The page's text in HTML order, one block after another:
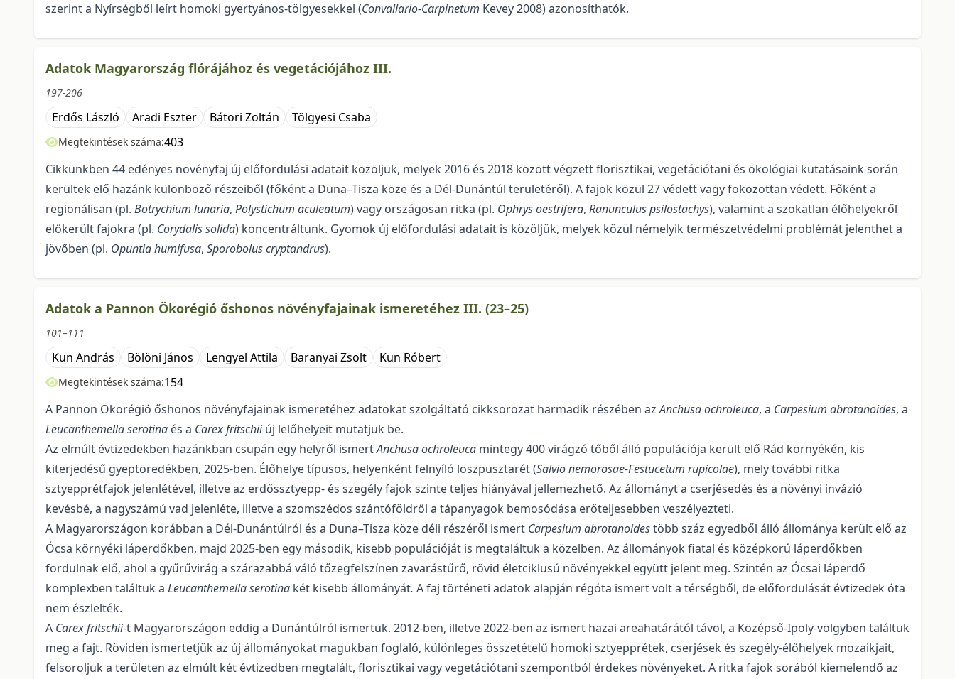
szerint a Nyírségből leírt homoki gyertyános-tölgyesekkel (Convallario-Carpinetum Kevey 2008) azonosíthatók.
Adatok Magyarország flórájához és vegetációjához III.
197-206
Erdős László Aradi Eszter Bátori Zoltán Tölgyesi Csaba
Megtekintések száma:403
Cikkünkben 44 edényes növényfaj új előfordulási adatait közöljük, melyek 2016 és 2018 között végzett florisztikai, vegetációtani és ökológiai kutatásaink során
kerültek elő hazánk kü­lönböző részeiből (főként a Duna–Tisza köze és a Dél-Dunántúl területéről). A fajok közül 27 védett vagy fokozot­tan védett. Főként a
regionálisan (pl. Botrychium lunaria, Polystichum aculeatum) vagy országosan ritka (pl. Ophrys oestrifera, Ranunculus psilostachys), valamint a szokatlan élőhelyekről
előkerült fajokra (pl. Corydalis solida) koncentráltunk. Gyomok új előfordulási adatait is közöljük, me­lyek közül némelyik ter­mészetvédelmi problémát jelenthet a
jövőben (pl. Opuntia humifusa, Sporobolus cryptandrus).
Adatok a Pannon Ökorégió őshonos növényfajainak ismeretéhez III. (23–25)
101–111
Kun András Bölöni János Lengyel Attila Baranyai Zsolt Kun Róbert
Megtekintések száma:154
A Pannon Ökorégió őshonos növényfajainak ismeretéhez adatokat szolgáltató cikkso­ro­zat harmadik részében azAnchusa ochroleuca, a Carpesium abrotanoides, a
Leucanthemella serotina és a Carex fritschiiúj lelőhelyeit mutatjuk be.
Az elmúlt évtizedekben hazánkban csupán egy helyről ismertAnchusa ochroleuca mintegy 400 virág­zó tőből álló populációja került elő Rád környékén, kis
kiterjedésű gyeptöredékben, 2025-ben. Élőhe­lye típusos, helyenként felnyíló löszpusztarét (Salvio nemorosae-Festucetum rupicolae), mely további ritka
sztyepprétfajok jelenlétével, illetve az erdőssztyepp- és szegély fajok szinte teljes hiányával jel­lemezhető. Az állományt a cserjésedés és a növényi invázió
kevésbé, a nagyszámú vad jelenléte, illetve a szomszédos szántóföldről a tápanyagok bemosódása erőteljesebben veszélyezteti.
A Magyarországon korábban a Dél-Dunántúlról és a Duna–Tisza köze déli részéről ismert Carpesium abrotanoidestöbb száz egyedből álló állománya került elő az
Ócsa környéki láperdőkben, majd 2025-ben egy második, kisebb populációját is megtaláltuk a közelben. Az állományok fiatal és közép­korú láperdőkben
fordulnak elő, ahol a gyűrűvirág a szárazabbá váló tőzegfelszínen zavarástűrő, rö­vid életciklusú növényekkel együtt jelent meg. Szintén az Ócsai láperdő
komplexben találtuk a Leu­canthemella serotina két kisebb állományát. A faj történeti adatok alapján régóta ismert volt a térség­ből, de előfordulását évtizedek óta
nem észlelték.
A Carex fritschii-t Magyarországon eddig a Dunántúlról ismertük. 2012-ben, illetve 2022-ben az is­mert hazai areahatárától távol, a Középső-Ipoly-völgyben találtuk
meg a fajt. Röviden ismertetjük az új állományokat magukban foglaló, különleges összetételű homoki sztyepprétek, cserjések és szegély-élőhelyek mozaikjait,
felsoroljuk a területen az elmúlt két évtizedben megtalált, florisztikai vagy vege­tációtani szempontból érdekes növényeket. A ritka fajok sorából kiemelendő az